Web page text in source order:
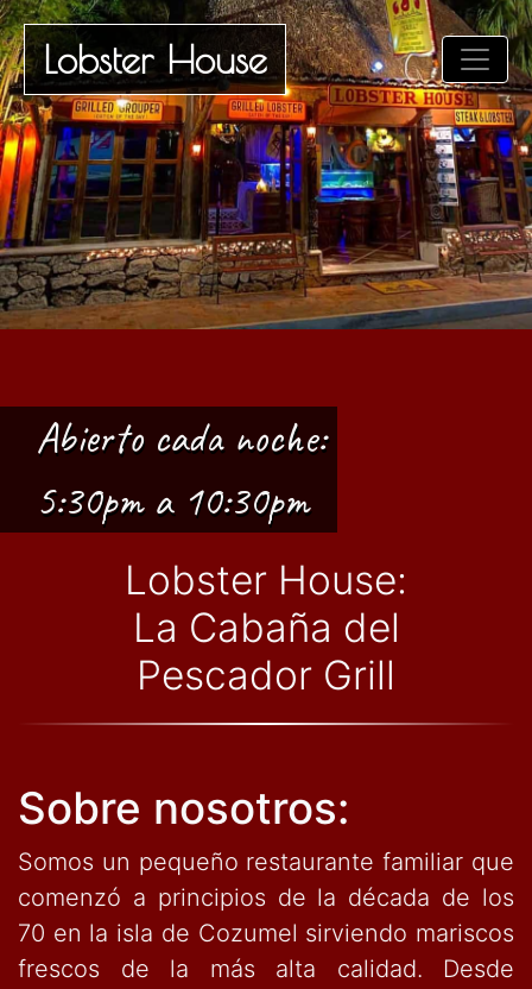
Lobster House
Abierto cada noche:
5:30pm a 10:30pm
Lobster House:
La Cabaña del
Pescador Grill
Sobre nosotros:
Somos un pequeño restaurante familiar que
comenzó a principios de la década de los
70 en la isla de Cozumel sirviendo mariscos
frescos de la más alta calidad. Desde